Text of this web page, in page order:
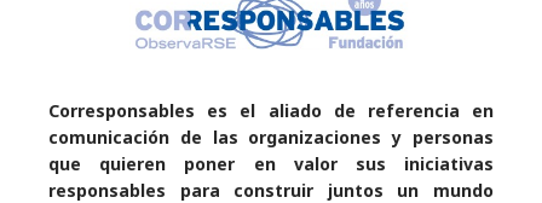
Corresponsables es el aliado de referencia en
comunicación de las organizaciones y personas
que quieren poner en valor sus iniciativas
responsables para construir juntos un mundo